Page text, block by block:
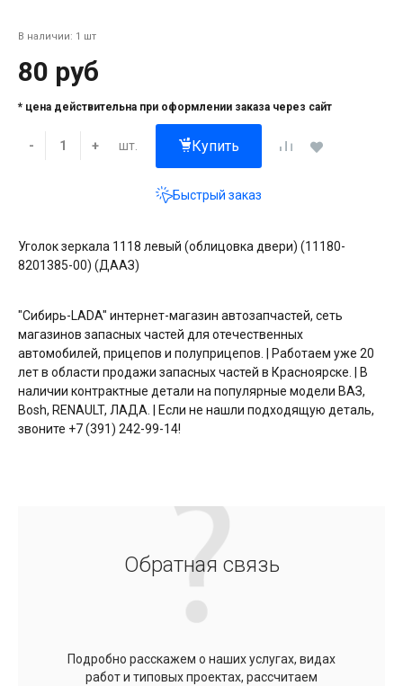
В наличии: 1 шт
80 руб
* цена действительна при оформлении заказа через сайт
- + шт. Купить
Быстрый заказ
Уголок зеркала 1118 левый (облицовка двери) (11180-
8201385-00) (ДААЗ)
"Сибирь-LADA" интернет-магазин автозапчастей, сеть
магазинов запасных частей для отечественных
автомобилей, прицепов и полуприцепов. | Работаем уже 20
лет в области продажи запасных частей в Красноярске. | В
наличии контрактные детали на популярные модели ВАЗ,
Bosh, RENAULT, ЛАДА. | Если не нашли подходящую деталь,
звоните +7 (391) 242-99-14!
Обратная связь
Подробно расскажем о наших услугах, видах
работ и типовых проектах, рассчитаем